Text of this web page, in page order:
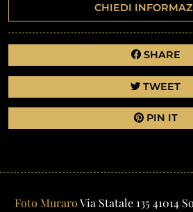
CHIEDI
SHARE
TWEET
PIN IT
Foto MuraroVia Statale 135 41014